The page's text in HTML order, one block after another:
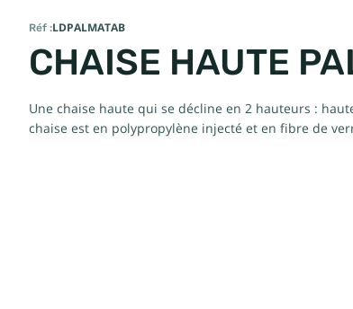
Réf :LDPALMATAB
CHAISE HAUTE
Une chaise haute qui se décline en 2 hauteurs :
chaise est en polypropylène injecté et en fibre de